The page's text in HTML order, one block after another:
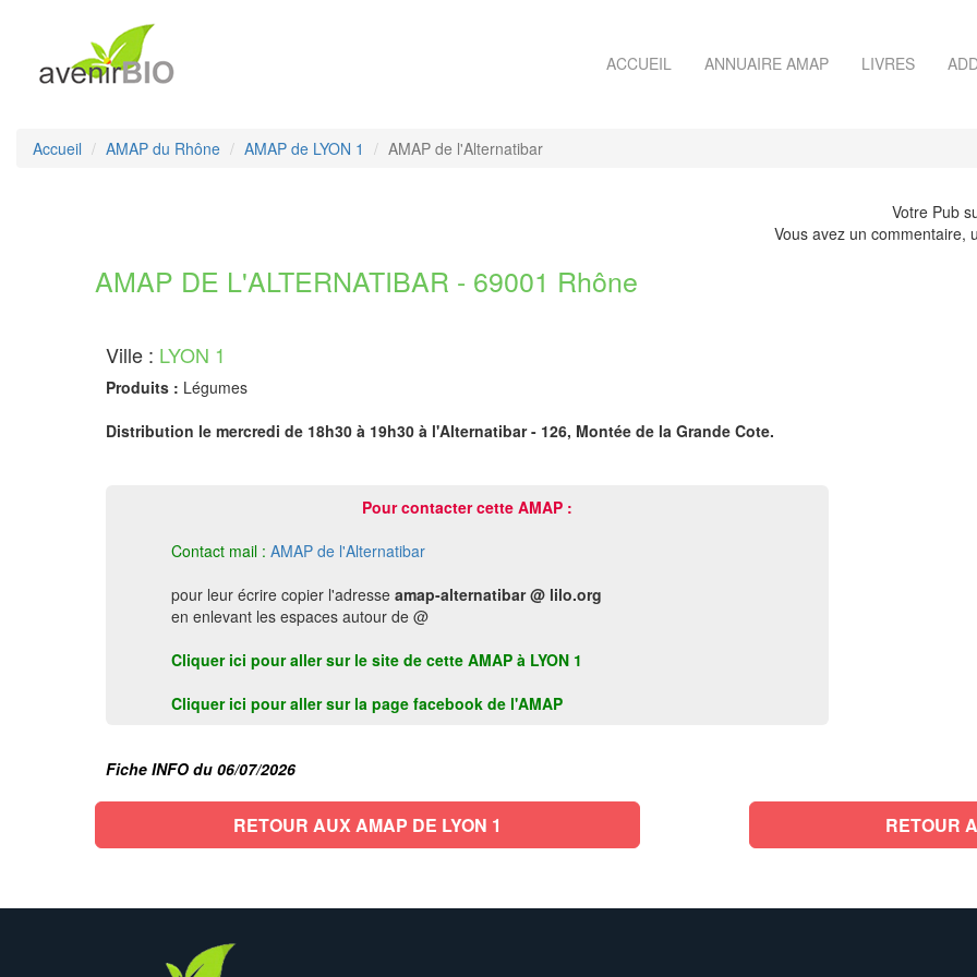
ACCUEIL ANNUAIRE AMAP LIVRES
Accueil AMAP du Rhône AMAP de LYON 1 AMAP de l'Alternatibar
Votre Pub
Vous avez un commentaire,
AMAP DE L'ALTERNATIBAR - 69001 Rhône
Ville : LYON 1
Produits : Légumes
Distribution le mercredi de 18h30 à 19h30 à l'Alternatibar - 126, Montée de la Grande Cote.
Pour contacter cette AMAP :
Contact mail : AMAP de l'Alternatibar
pour leur écrire copier l'adresse amap-alternatibar @ lilo.org
en enlevant les espaces autour de @
Cliquer ici pour aller sur le site de cette AMAP à LYON 1
Cliquer ici pour aller sur la page facebook de l'AMAP
Fiche INFO du 06/07/2026
RETOUR AUX AMAP DE LYON 1 RETOUR